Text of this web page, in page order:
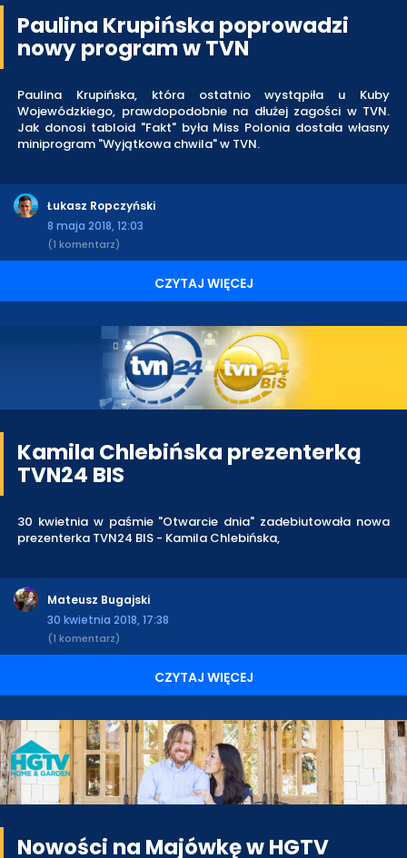
Paulina Krupińska poprowadzi
nowy program w TVN
Paulina Krupińska, która ostatnio wystąpiła u Kuby
Wojewódzkiego, prawdopodobnie na dłużej zagości w TVN.
Jak donosi tabloid "Fakt" była Miss Polonia dostała własny
miniprogram "Wyjątkowa chwila" w TVN.
Łukasz Ropczyński
8 maja 2018, 12:03
(1 komentarz)
CZYTAJ WIĘCEJ
Kamila Chlebińska prezenterką
TVN24 BIS
30 kwietnia w paśmie "Otwarcie dnia" zadebiutowała nowa
prezenterka TVN24 BIS - Kamila Chlebińska,
Mateusz Bugajski
30 kwietnia 2018, 17:38
(1 komentarz)
CZYTAJ WIĘCEJ
Nowości na Majówkę w HGTV